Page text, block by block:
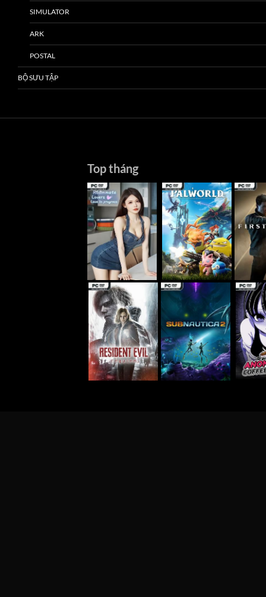
SIMULATOR
ARK
POSTAL
BỘ SƯU TẬP
Top tháng